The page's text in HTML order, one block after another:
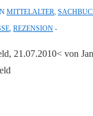
MITTELALTER,
, REZENSION
21.07.2010< von